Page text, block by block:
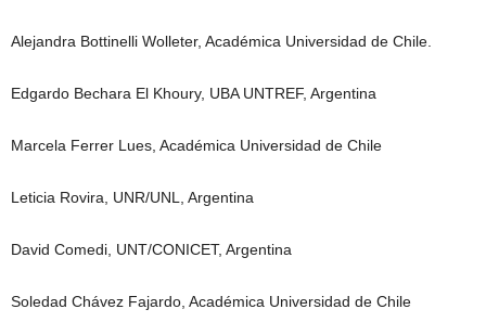
Alejandra Bottinelli Wolleter, Académica Universidad de Chile.
Edgardo Bechara El Khoury, UBA UNTREF, Argentina
Marcela Ferrer Lues, Académica Universidad de Chile
Leticia Rovira, UNR/UNL, Argentina
David Comedi, UNT/CONICET, Argentina
Soledad Chávez Fajardo, Académica Universidad de Chile